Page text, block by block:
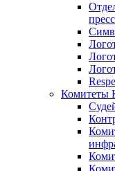
Комитеты